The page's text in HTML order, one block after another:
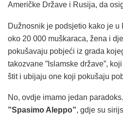
Američke Države i Rusija, da
Dužnosnik je podsjetio kako je
oko 20 000 muškaraca, žena i
pokušavaju pobjeći iz grada
takozvane ”Islamske države”,
štit i ubijaju one koji pokušaju
No, ovdje imamo jedan
”Spasimo Aleppo”, gdje su